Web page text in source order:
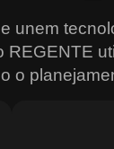
unem
REGENTE
o